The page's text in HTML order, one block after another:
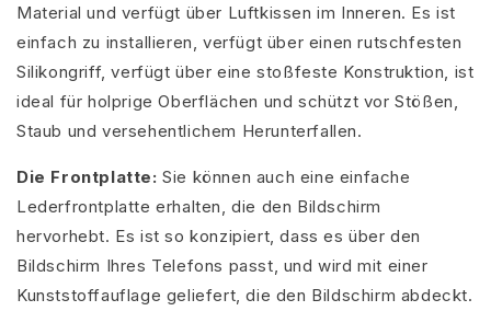
Material und verfügt über Luftkissen im Inneren. Es ist
einfach zu installieren, verfügt über einen rutschfesten
Silikongriff, verfügt über eine stoßfeste Konstruktion, ist
ideal für holprige Oberflächen und schützt vor Stößen,
Staub und versehentlichem Herunterfallen.
Die Frontplatte: Sie können auch eine einfache
Lederfrontplatte erhalten, die den Bildschirm
hervorhebt. Es ist so konzipiert, dass es über den
Bildschirm Ihres Telefons passt, und wird mit einer
Kunststoffauflage geliefert, die den Bildschirm abdeckt.